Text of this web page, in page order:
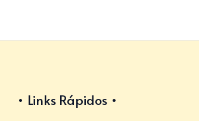
Links Rápidos